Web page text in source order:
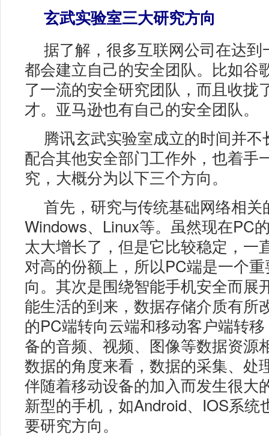
玄武实验室三大研究方向
据了解，很多互联网公司在达到
都会建立自己的安全团队。比如谷
了一流的安全研究团队，而且收拢
才。亚马逊也有自己的安全团队。
腾讯玄武实验室成立的时间并不
配合其他安全部门工作外，也着手
究，大概分为以下三个方向。
首先，研究与传统基础网络相关
Windows、Linux等。虽然现在PC
太大增长了，但是它比较稳定，一
对高的份额上，所以PC端是一个
向。其次是围绕智能手机安全而展
能生活的到来，数据存储介质有所
的PC端转向云端和移动客户端转
备的音频、视频、图像等数据资源
数据的角度来看，数据的采集、处
伴随着移动设备的加入而发生很大
新型的手机，如Android、IOS系统
要研究方向。